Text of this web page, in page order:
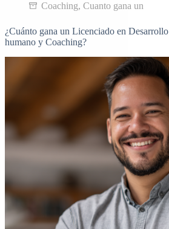
Coaching,Cuanto gana un
¿Cuánto gana un Licenciado en Desarrollo
humano y Coaching?